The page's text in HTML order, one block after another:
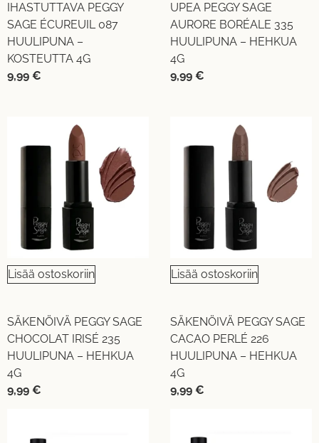
IHASTUTTAVA PEGGY
SAGE ÉCUREUIL 087
HUULIPUNA –
KOSTEUTTA 4G
9,99 €
UPEA PEGGY SAGE
AURORE BORÉALE 335
HUULIPUNA – HEHKUA
4G
9,99 €
Lisää ostoskoriin
SÄKENÖIVÄ PEGGY SAGE
CHOCOLAT IRISÉ 235
HUULIPUNA – HEHKUA
4G
9,99 €
Lisää ostoskoriin
SÄKENÖIVÄ PEGGY SAGE
CACAO PERLÉ 226
HUULIPUNA – HEHKUA
4G
9,99 €